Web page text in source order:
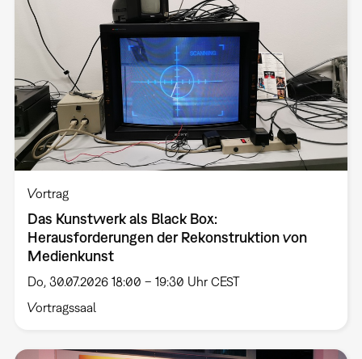
Vortrag
Das Kunstwerk als Black Box:
Herausforderungen der Rekonstruktion von
Medienkunst
Do, 30.07.2026 18:00 – 19:30 Uhr CEST
Vortragssaal